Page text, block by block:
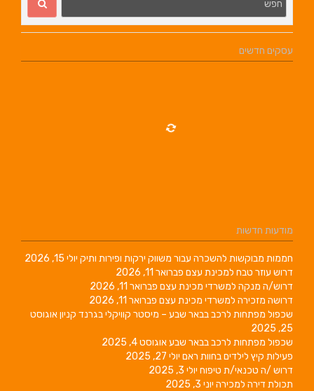
עסקים חדשים
מודעות חדשות
חממות מבוקשות להשכרה עבור משווק ירקות ופירות ותיק יולי 15, 2026
דרוש עוזר טבח למכינת עצם פברואר 11, 2026
דרוש/ה מנקה למשרדי מכינת עצם פברואר 11, 2026
דרושה מזכירה למשרדי מכינת עצם פברואר 11, 2026
שכפול מפתחות לרכב בבאר שבע – מיסטר קוויקלי בגרנד קניוןאוגוסט
25, 2025
שכפול מפתחות לרכב בבאר שבעאוגוסט 4, 2025
פעילות קיץ לילדים בחוות ראם יולי 27, 2025
דרוש /ה טכנאי/ת טיפוח יולי 3, 2025
תכולת דירה למכירה יוני 3, 2025